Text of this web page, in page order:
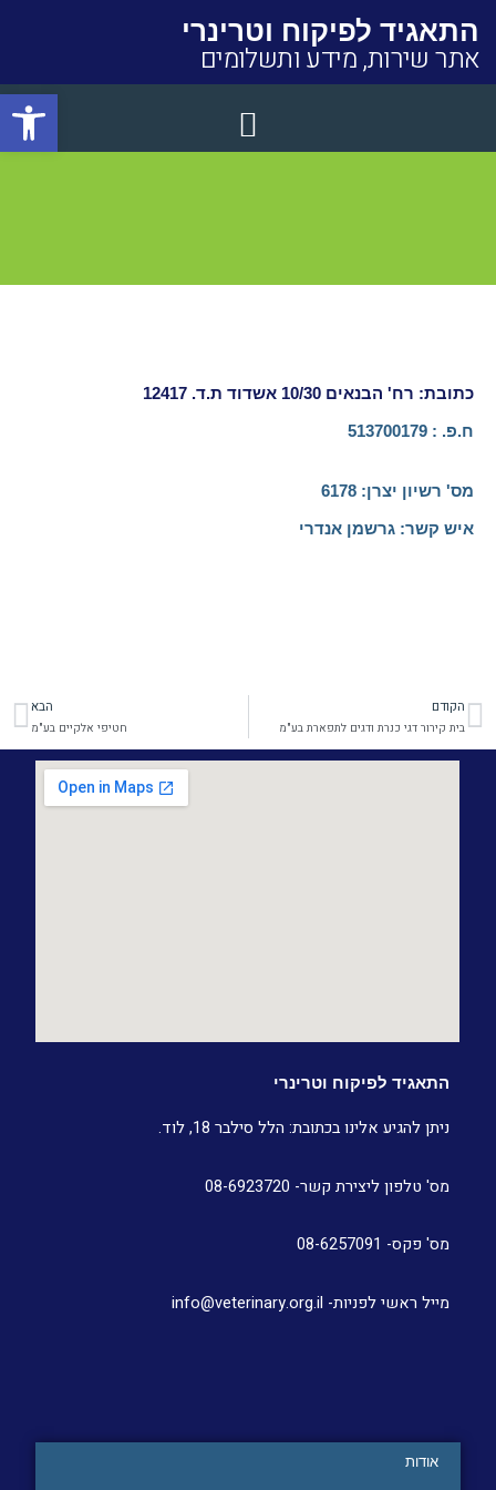
התאגיד לפיקוח וטרינרי
אתר שירות, מידע ותשלומים
כתובת: רח' הבנאים 10/30 אשדוד ת.ד. 12417
ח.פ. : 513700179
מס' רשיון יצרן:​ 6178
איש קשר: גרשמן אנדרי
קודם
הקודם
בית קירור דגי כנרת ודגים לתפארת בע"מ
הבא
חטיפי אלקיים בע"מ
אודות
התאגיד לפיקוח וטרינרי
ניתן להגיע אלינו בכתובת: הלל סילבר 18, לוד.
מס' טלפון ליצירת קשר- 08-6923720
מס' פקס- 08-6257091
מייל ראשי לפניות- info@veterinary.org.il
פתח